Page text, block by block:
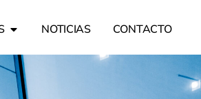
NOTICIAS CONTACTO